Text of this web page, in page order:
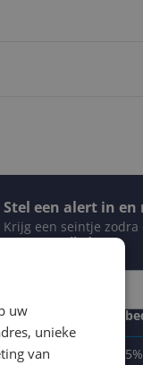
Stel een alert in
Krijg een seintje
Jouw e-mailadres
Gewenste daling of
-5% -15%
uw
unieke
van